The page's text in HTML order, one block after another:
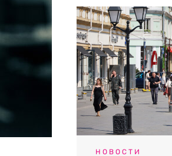
НОВОСТИ